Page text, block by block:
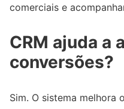
comerciais e
CRM ajuda a
conversões?
Sim. O sistema melhora